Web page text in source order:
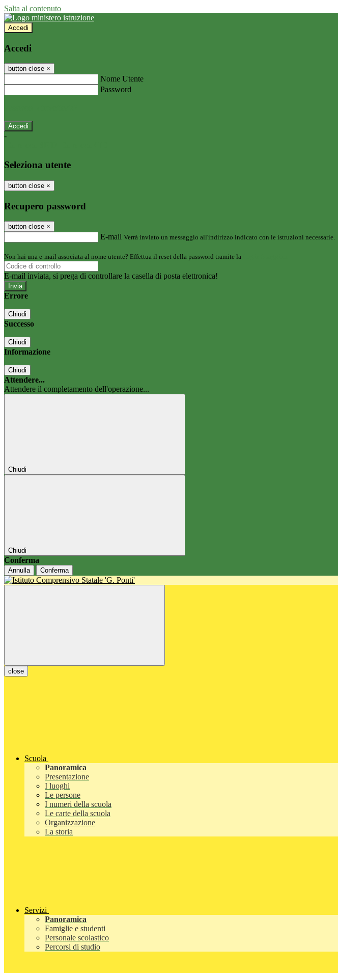
Salta al contenuto
Accedi
Accedi
button close ×
Nome Utente
Password
-
Seleziona utente
button close ×
Recupero password
button close ×
E-mail Verrà inviato un messaggio all'indirizzo indicato con le istruzioni necessarie.
Non hai una e-mail associata al nome utente? Effettua il reset della password tramite la
E-mail inviata, si prega di controllare la casella di posta elettronica!
Errore
Chiudi
Successo
Chiudi
Informazione
Chiudi
Attendere...
Attendere il completamento dell'operazione...
Chiudi
Chiudi
Conferma
Annulla Conferma
close
Scuola
Panoramica
Presentazione
I luoghi
Le persone
I numeri della scuola
Le carte della scuola
Organizzazione
La storia
Servizi
Panoramica
Famiglie e studenti
Personale scolastico
Percorsi di studio